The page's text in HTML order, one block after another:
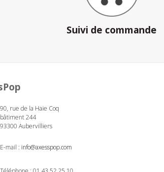
Suivi de commande
90, rue de la Haie Coq
bâtiment 244
93300 Aubervilliers
E-mail : info@axesspop.com